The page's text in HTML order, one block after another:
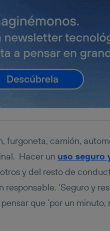
furgoneta, camión,
Hacer un uso seguro
y del resto de
‘Seguro y
que ‘por un minuto,